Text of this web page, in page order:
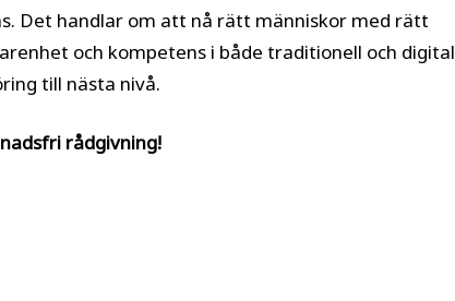
Det handlar om att nå rätt människor med rätt
och kompetens i både traditionell och digital
till nästa nivå.
rådgivning!